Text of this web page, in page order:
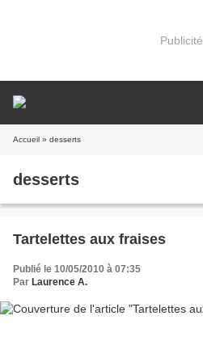
Publicité
Accueil » desserts
desserts
Tartelettes aux fraises
Publié le 10/05/2010 à 07:35
Par Laurence A.